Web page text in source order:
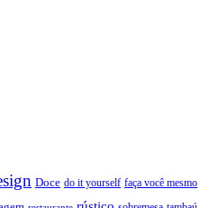
Doce do it yourself faça você mesmo